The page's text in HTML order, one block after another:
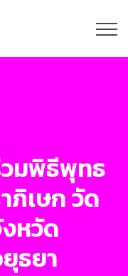
วมพิธีพุทธ
ภิเษก วัด
หวัด
ธยา